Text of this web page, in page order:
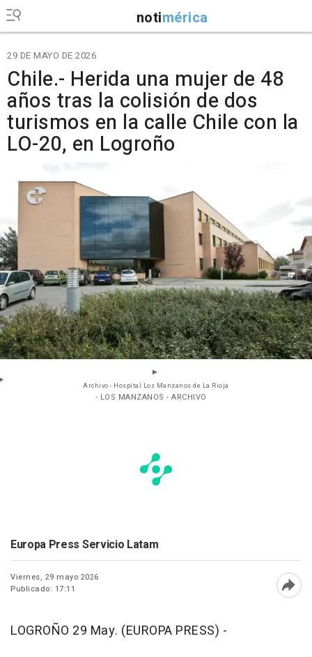
notimérica
29 DE MAYO DE 2026
Chile.- Herida una mujer de 48
años tras la colisión de dos
turismos en la calle Chile con la
LO-20, en Logroño
Archivo - Hospital Los Manzanos de La Rioja
- LOS MANZANOS - ARCHIVO
Europa Press Servicio Latam
Viernes, 29 mayo 2026
Publicado: 17:11
LOGROÑO 29 May. (EUROPA PRESS) -